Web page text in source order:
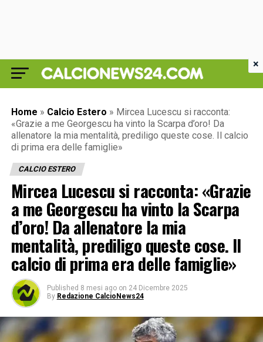
Home » Calcio Estero » Mircea Lucescu si racconta:
«Grazie a me Georgescu ha vinto la Scarpa d’oro! Da
allenatore la mia mentalità, prediligo queste cose. Il calcio
di prima era delle famiglie»
CALCIO ESTERO
Mircea Lucescu si racconta: «Grazie
a me Georgescu ha vinto la Scarpa
d’oro! Da allenatore la mia
mentalità, prediligo queste cose. Il
calcio di prima era delle famiglie»
Published 8 mesi ago on 24 Dicembre 2025
By Redazione CalcioNews24
×